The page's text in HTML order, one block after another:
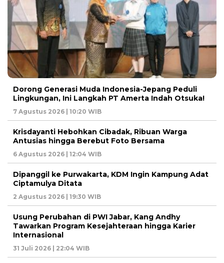
Dorong Generasi Muda Indonesia-Jepang Peduli
Lingkungan, Ini Langkah PT Amerta Indah Otsuka!
7 Agustus 2026 | 10:20 WIB
Krisdayanti Hebohkan Cibadak, Ribuan Warga
Antusias hingga Berebut Foto Bersama
6 Agustus 2026 | 12:04 WIB
Dipanggil ke Purwakarta, KDM Ingin Kampung Adat
Ciptamulya Ditata
2 Agustus 2026 | 19:30 WIB
Usung Perubahan di PWI Jabar, Kang Andhy
Tawarkan Program Kesejahteraan hingga Karier
Internasional
31 Juli 2026 | 22:04 WIB